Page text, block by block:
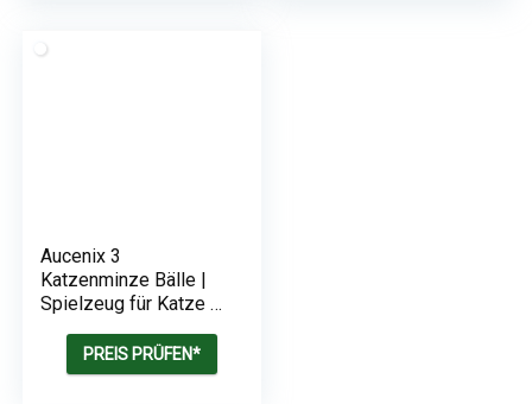
Aucenix 3
Katzenminze Bälle |
Spielzeug für Katze |
PREIS PRÜFEN*